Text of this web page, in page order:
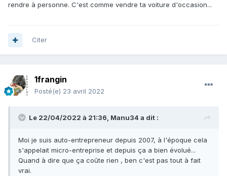
rendre à personne. C'est comme vendre ta voiture d'occasion...
Citer
1frangin
Posté(e) 23 avril 2022
Le 22/04/2022 à 21:36, Manu34 a dit :
Moi je suis auto-entrepreneur depuis 2007, à l'époque cela
s'appelait micro-entreprise et depuis ça a bien évolué...
Quand à dire que ça coûte rien , ben c'est pas tout à fait
vrai.